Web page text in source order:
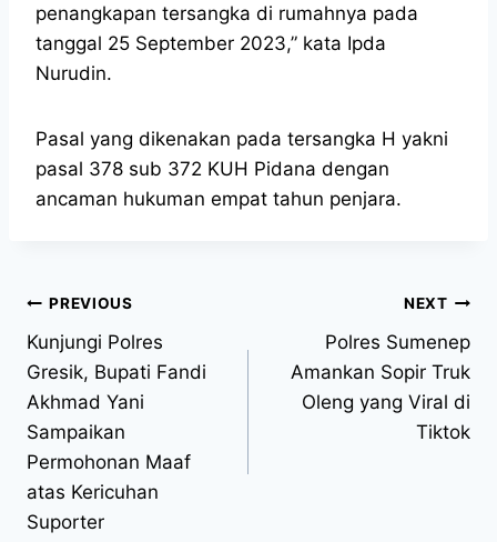
penangkapan tersangka di rumahnya pada
tanggal 25 September 2023,” kata Ipda
Nurudin.
Pasal yang dikenakan pada tersangka H yakni
pasal 378 sub 372 KUH Pidana dengan
ancaman hukuman empat tahun penjara.
PREVIOUS
Kunjungi Polres
Gresik, Bupati Fandi
Akhmad Yani
Sampaikan
Permohonan Maaf
atas Kericuhan
Suporter
NEXT
Polres Sumenep
Amankan Sopir Truk
Oleng yang Viral di
Tiktok